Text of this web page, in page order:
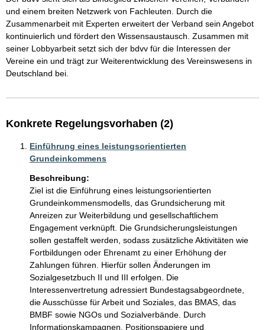
und einem breiten Netzwerk von Fachleuten. Durch die
Zusammenarbeit mit Experten erweitert der Verband sein Angebot
kontinuierlich und fördert den Wissensaustausch. Zusammen mit
seiner Lobbyarbeit setzt sich der bdvv für die Interessen der
Vereine ein und trägt zur Weiterentwicklung des Vereinswesens in
Deutschland bei.
Konkrete Regelungsvorhaben (2)
Einführung eines leistungsorientierten
Grundeinkommens
Beschreibung:
Ziel ist die Einführung eines leistungsorientierten
Grundeinkommensmodells, das Grundsicherung mit
Anreizen zur Weiterbildung und gesellschaftlichem
Engagement verknüpft. Die Grundsicherungsleistungen
sollen gestaffelt werden, sodass zusätzliche Aktivitäten wie
Fortbildungen oder Ehrenamt zu einer Erhöhung der
Zahlungen führen. Hierfür sollen Änderungen im
Sozialgesetzbuch II und III erfolgen. Die
Interessenvertretung adressiert Bundestagsabgeordnete,
die Ausschüsse für Arbeit und Soziales, das BMAS, das
BMBF sowie NGOs und Sozialverbände. Durch
Informationskampagnen, Positionspapiere und